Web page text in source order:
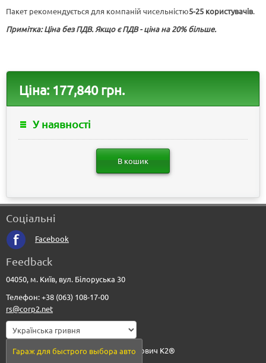
Пакет рекомендується для компаній чисельністю5-25 користувачів.
Примітка: Ціна без ПДВ. Якщо є ПДВ - ціна на 20% більше.
Ціна: 177,840 грн.
У наявності
В кошик
Соціальні
Facebook
Feedback
04050, м. Київ, вул. Білоруська 30
Телефон: +38 (063) 108-17-00
rs@corp2.net
Гараж для быстрого выбора авто
© 2010-2026 - Рудюк Сергій Анатолійович К2®